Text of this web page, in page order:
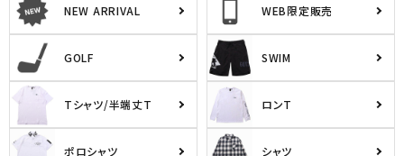
NEW ARRIVAL WEB限定販売
GOLF SWIM
Tシャツ/半端丈T ロンT
ポロシャツ シャツ